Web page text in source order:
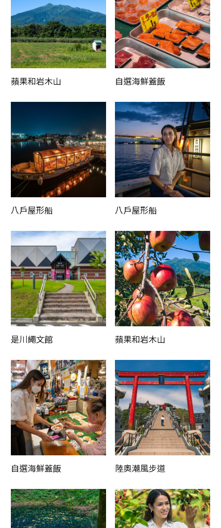
蘋果和岩木山 自選海鮮蓋飯
八戶屋形船 八戶屋形船
是川繩文館 蘋果和岩木山
自選海鮮蓋飯 陸奧潮風步道
Twitter分享
Facebook分享
複製連結